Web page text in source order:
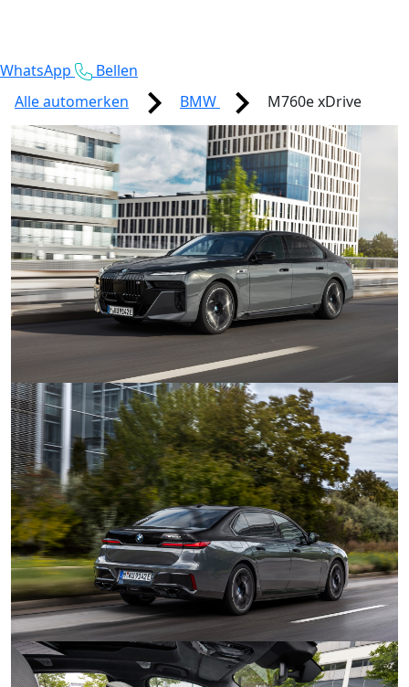
WhatsApp
Bellen
Alle automerken
BMW M760e xDrive